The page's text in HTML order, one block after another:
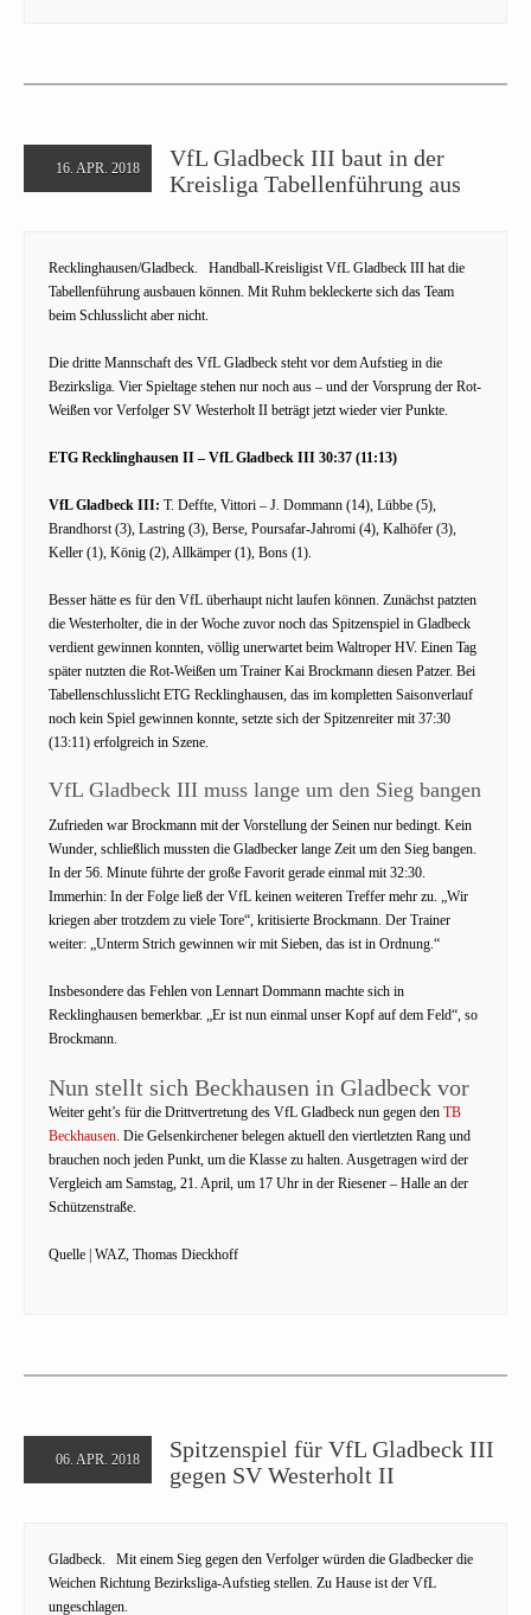
16. APR. 2018
VfL Gladbeck III baut in der
Kreisliga Tabellenführung aus
Recklinghausen/Gladbeck. Handball-Kreisligist VfL Gladbeck III hat die
Tabellenführung ausbauen können. Mit Ruhm bekleckerte sich das Team
beim Schlusslicht aber nicht.
Die dritte Mannschaft des VfL Gladbeck steht vor dem Aufstieg in die
Bezirksliga. Vier Spieltage stehen nur noch aus – und der Vorsprung der Rot-
Weißen vor Verfolger SV Westerholt II beträgt jetzt wieder vier Punkte.
ETG Recklinghausen II – VfL Gladbeck III 30:37 (11:13)
VfL Gladbeck III: T. Deffte, Vittori – J. Dommann (14), Lübbe (5),
Brandhorst (3), Lastring (3), Berse, Poursafar-Jahromi (4), Kalhöfer (3),
Keller (1), König (2), Allkämper (1), Bons (1).
Besser hätte es für den VfL überhaupt nicht laufen können. Zunächst patzten
die Westerholter, die in der Woche zuvor noch das Spitzenspiel in Gladbeck
verdient gewinnen konnten, völlig unerwartet beim Waltroper HV. Einen Tag
später nutzten die Rot-Weißen um Trainer Kai Brockmann diesen Patzer. Bei
Tabellenschlusslicht ETG Recklinghausen, das im kompletten Saisonverlauf
noch kein Spiel gewinnen konnte, setzte sich der Spitzenreiter mit 37:30
(13:11) erfolgreich in Szene.
VfL Gladbeck III muss lange um den Sieg bangen
Zufrieden war Brockmann mit der Vorstellung der Seinen nur bedingt. Kein
Wunder, schließlich mussten die Gladbecker lange Zeit um den Sieg bangen.
In der 56. Minute führte der große Favorit gerade einmal mit 32:30.
Immerhin: In der Folge ließ der VfL keinen weiteren Treffer mehr zu. „Wir
kriegen aber trotzdem zu viele Tore“, kritisierte Brockmann. Der Trainer
weiter: „Unterm Strich gewinnen wir mit Sieben, das ist in Ordnung.“
Insbesondere das Fehlen von Lennart Dommann machte sich in
Recklinghausen bemerkbar. „Er ist nun einmal unser Kopf auf dem Feld“, so
Brockmann.
Nun stellt sich Beckhausen in Gladbeck vor
Weiter geht’s für die Drittvertretung des VfL Gladbeck nun gegen den TB
Beckhausen . Die Gelsenkirchener belegen aktuell den viertletzten Rang und
brauchen noch jeden Punkt, um die Klasse zu halten. Ausgetragen wird der
Vergleich am Samstag, 21. April, um 17 Uhr in der Riesener – Halle an der
Schützenstraße.
Quelle | WAZ, Thomas Dieckhoff
06. APR. 2018
Spitzenspiel für VfL Gladbeck III
gegen SV Westerholt II
Gladbeck. Mit einem Sieg gegen den Verfolger würden die Gladbecker die
Weichen Richtung Bezirksliga-Aufstieg stellen. Zu Hause ist der VfL
ungeschlagen.